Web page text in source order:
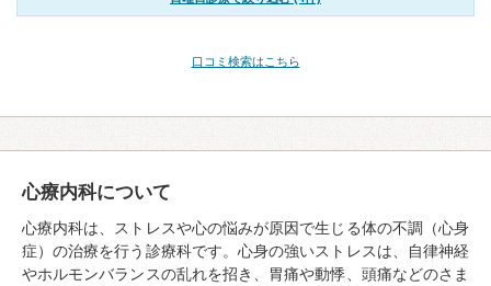
口コミ検索はこちら
心療内科について
心療内科は、ストレスや心の悩みが原因で生じる体の不調（心身
症）の治療を行う診療科です。心身の強いストレスは、自律神経
やホルモンバランスの乱れを招き、胃痛や動悸、頭痛などのさま